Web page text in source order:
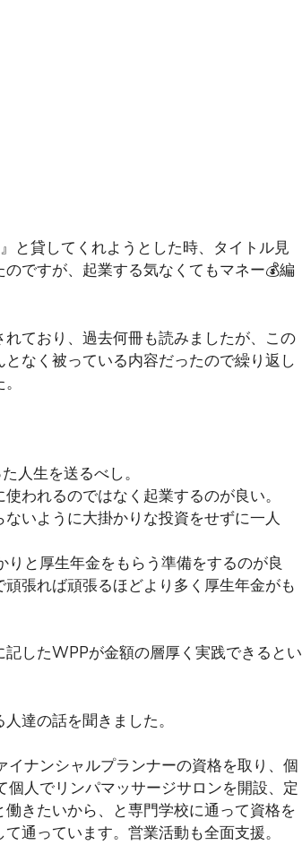
と貸してくれようとした時、タイトル見
ですが、起業する気なくてもマネー💰編
ており、過去何冊も読みましたが、この
なく被っている内容だったので繰り返し
人生を送るべし。
われるのではなく起業するのが良い。
いように大掛かりな投資をせずに一人
と厚生年金をもらう準備をするのが良
張れば頑張るほどより多く厚生年金がも
したWPPが金額の層厚く実践できるとい
達の話を聞きました。
ナンシャルプランナーの資格を取り、個
人でリンパマッサージサロンを開設、定
きたいから、と専門学校に通って資格を
通っています。営業活動も全面支援。